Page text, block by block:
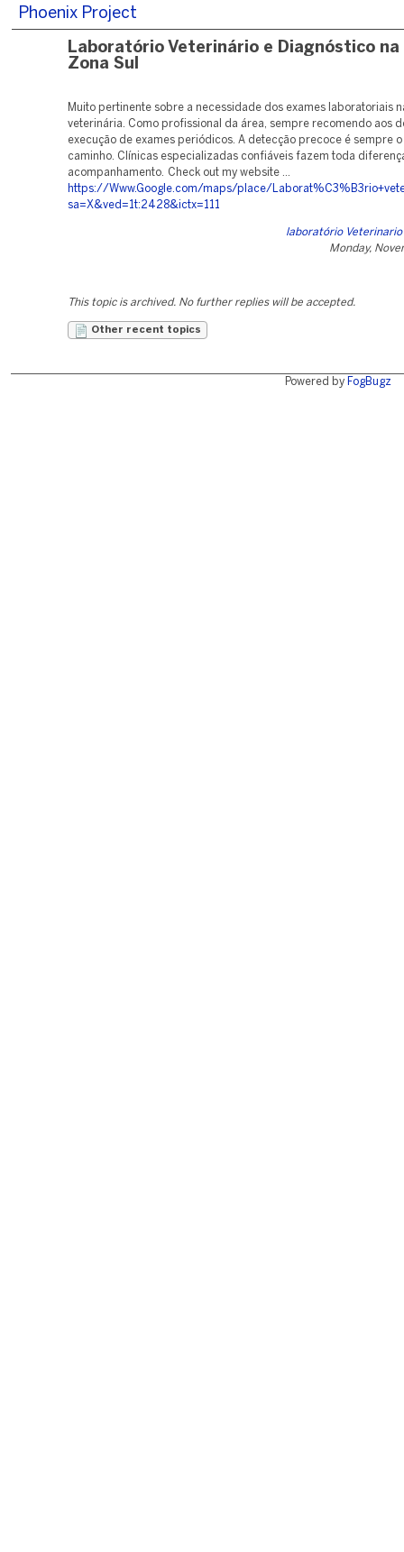
Phoenix Project
Laboratório Veterinário e Diagnóstico na
Zona Sul
Muito pertinente sobre a necessidade dos exames laboratoriais
veterinária. Como profissional da área, sempre recomendo aos
execução de exames periódicos. A detecção precoce é sempre
caminho. Clínicas especializadas confiáveis fazem toda
acompanhamento. Check out my website ...
https://Www.Google.com/maps/place/
sa=X&ved=1t:2428&ictx=111
laboratório Veterinario
Monday,
This topic is archived. No further replies will be accepted.
Other recent topics
Powered by FogBugz